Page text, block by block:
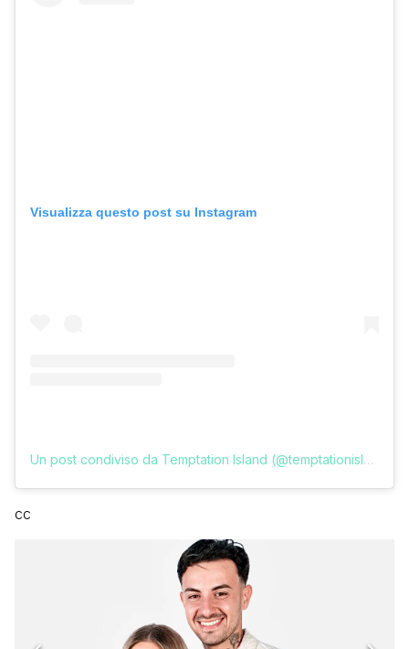
Visualizza questo post su Instagram
Un post condiviso da Temptation Island (@temptationislandita)
cc